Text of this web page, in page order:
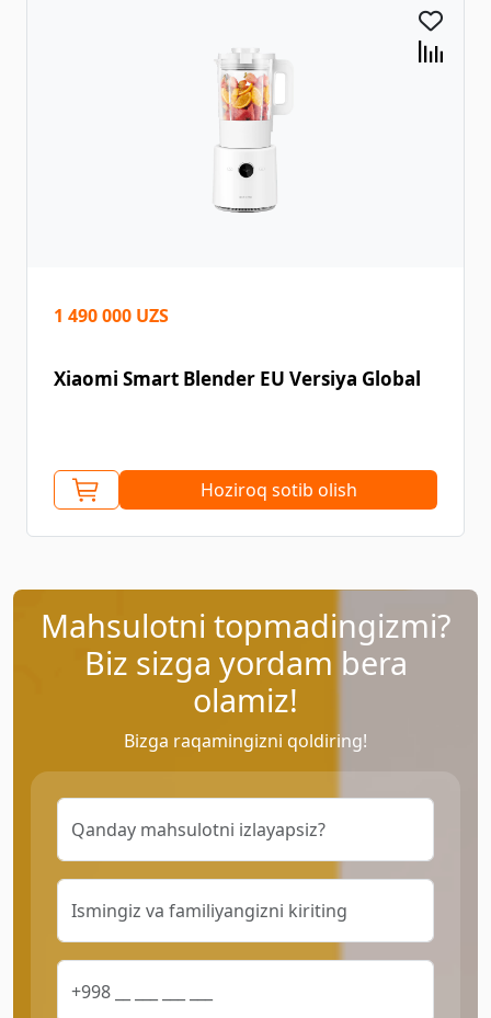
1 490 000 UZS
Xiaomi Smart Blender EU Versiya Global
Hoziroq sotib olish
Mahsulotni topmadingizmi?
Biz sizga yordam bera
olamiz!
Bizga raqamingizni qoldiring!